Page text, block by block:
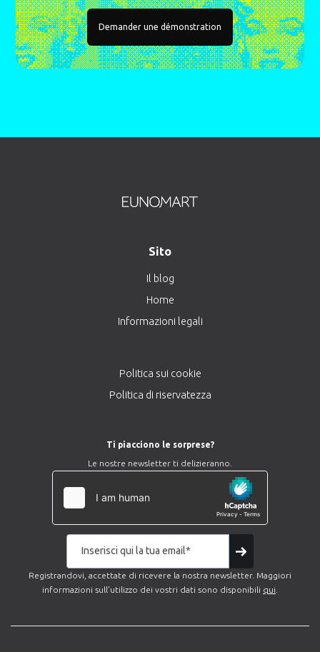
Demander une démonstration
Sito
Il blog
Home
Informazioni legali
Politica sui cookie
Politica di riservatezza
Ti piacciono le sorprese?
Le nostre newsletter ti delizieranno.
Registrandovi, accettate di ricevere la nostra newsletter. Maggiori
informazioni sull'utilizzo dei vostri dati sono disponibili qui